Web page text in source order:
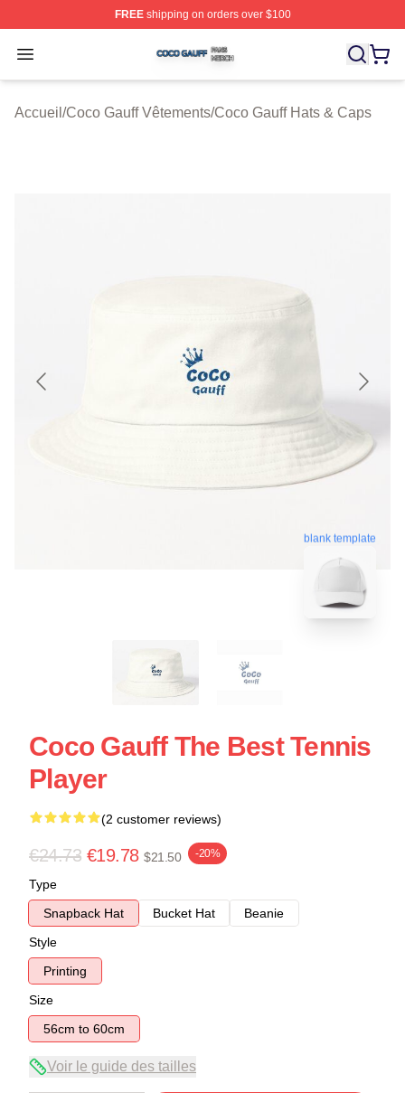
FREEshipping on orders over $100
Open menu
Coco Gauff Shop ⚡️ Officially Licensed Coco Gauff
Accueil /Coco Gauff Vêtements/Coco Gauff Hats & Caps
blank template
Coco Gauff The Best Tennis
Player
(2 customer reviews)
€24.73 €19.78 $21.50 -20%
Type
Snapback Hat
Bucket Hat
Beanie
Style
Printing
Size
56cm to 60cm
Voir le guide des tailles